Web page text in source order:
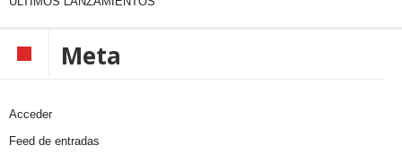
Meta
Acceder
Feed de entradas